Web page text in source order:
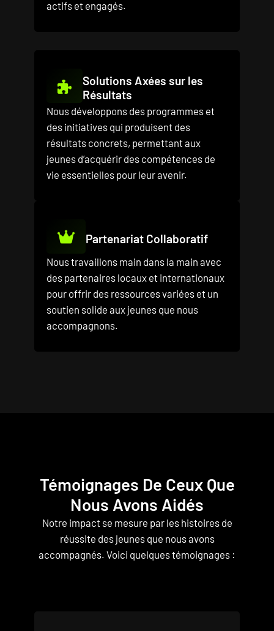
actifs et engagés.
Solutions Axées sur les
Résultats
Nous développons des programmes et
des initiatives qui produisent des
résultats concrets, permettant aux
jeunes d’acquérir des compétences de
vie essentielles pour leur avenir.
Partenariat Collaboratif
Nous travaillons main dans la main avec
des partenaires locaux et internationaux
pour offrir des ressources variées et un
soutien solide aux jeunes que nous
accompagnons.
Témoignages De Ceux Que
Nous Avons Aidés
Notre impact se mesure par les histoires de
réussite des jeunes que nous avons
accompagnés. Voici quelques témoignages :